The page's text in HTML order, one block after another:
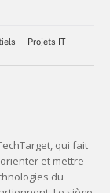
Projets IT